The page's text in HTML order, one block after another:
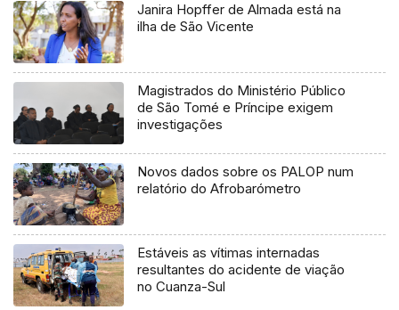
Janira Hopffer de Almada está na
ilha de São Vicente
Magistrados do Ministério Público
de São Tomé e Príncipe exigem
investigações
Novos dados sobre os PALOP num
relatório do Afrobarómetro
Estáveis as vítimas internadas
resultantes do acidente de viação
no Cuanza-Sul